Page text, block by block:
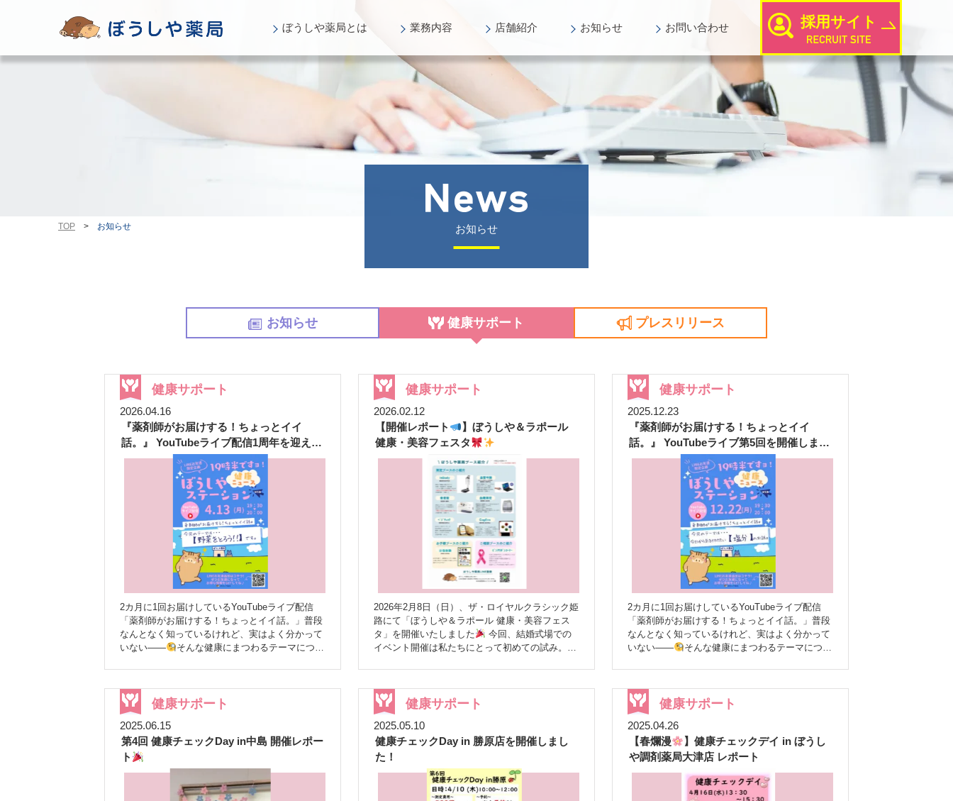
ぼうしや薬局とは 業務内容 店舗紹介 お知らせ お問い合わせ 採用サイト
お知らせ
TOP > お知らせ
お知らせ 健康サポート プレスリリース
健康サポート
2026.04.16
『薬剤師がお届けする！ちょっとイイ
話。』 YouTubeライブ配信1周年を迎えま
した
2カ月に1回お届けしているYouTubeライブ配信
「薬剤師がお届けする！ちょっとイイ話。」普段
なんとなく知っているけれど、実はよく分かって
いない——
そんな健康にまつわるテーマについ
「野菜」についてです。 ベジチェックで野菜摂
取量をチェック
配信では、KAGOMEさんの機
器「ベジチェック」を使い、 スタッフのまるち
ゃん・あんちゃんの野菜摂取量を測定しました
日頃から意識していた2人ですが、結果はまずま
ず
改めて、継続して野菜をとることの大切さ
を実感しました
1日に必要な野菜の量は？
みなさんは、1日にどれくらい野菜をとる必要が
あるかご存じですか？ 目安は「350g」といわれ
健康サポート
2026.02.12
【開催レポート
】ぼうしや＆ラポール
健康・美容フェスタ
2026年2月8日（日）、ザ・ロイヤルクラシック姫
路にて「ぼうしや＆ラポール 健康・美容フェス
タ」を開催いたしました
イベント開催は私たちにとって初めての試み。特
大寒波…！吹雪のスタート
当日はなんと大寒
波
姫路でも朝から吹雪という、とても珍しいお
天気となりました！ 嬉しい気持ちもありつつ、
「ご来場予定の皆さまは無事に来られるだろうか
」「交通機関は大丈夫だろうか
」と、心配が
尽きない朝となりました
り、午前中は特にご来場が難しい状況に。さらに
選挙とも重なり、来場者数は当初の予想より少な
めとなりました。 それでも、午後には雪も少し
健康サポート
2025.12.23
『薬剤師がお届けする！ちょっとイイ
話。』 YouTubeライブ第5回を開催しまし
た
2カ月に1回お届けしているYouTubeライブ配信
「薬剤師がお届けする！ちょっとイイ話。」普段
なんとなく知っているけれど、実はよく分かって
いない——
そんな健康にまつわるテーマについ
「塩分」
今回取り上げたテーマは 「塩分」。
日頃から気を付けたいポイントではありますが、
これからクリスマス、年末年始と、ごちそうを食
べる機会が一気に増える時期でもあります
「今だからこそ、改めて知ってほしい」
そんな思いから、今回はキャスターの二人が、カ
べ物を例に挙げながら、楽しく・分かりやすく解
説しました！！ 「食べてはいけない」ではな
健康サポート
2025.06.15
第4回 健康チェックDay in中島 開催レポー
ト
健康サポート
2025.05.10
健康チェックDay in 勝原店を開催しまし
た！
健康サポート
2025.04.26
【春爛漫
】健康チェックデイ in ぼうし
や調剤薬局大津店 レポート